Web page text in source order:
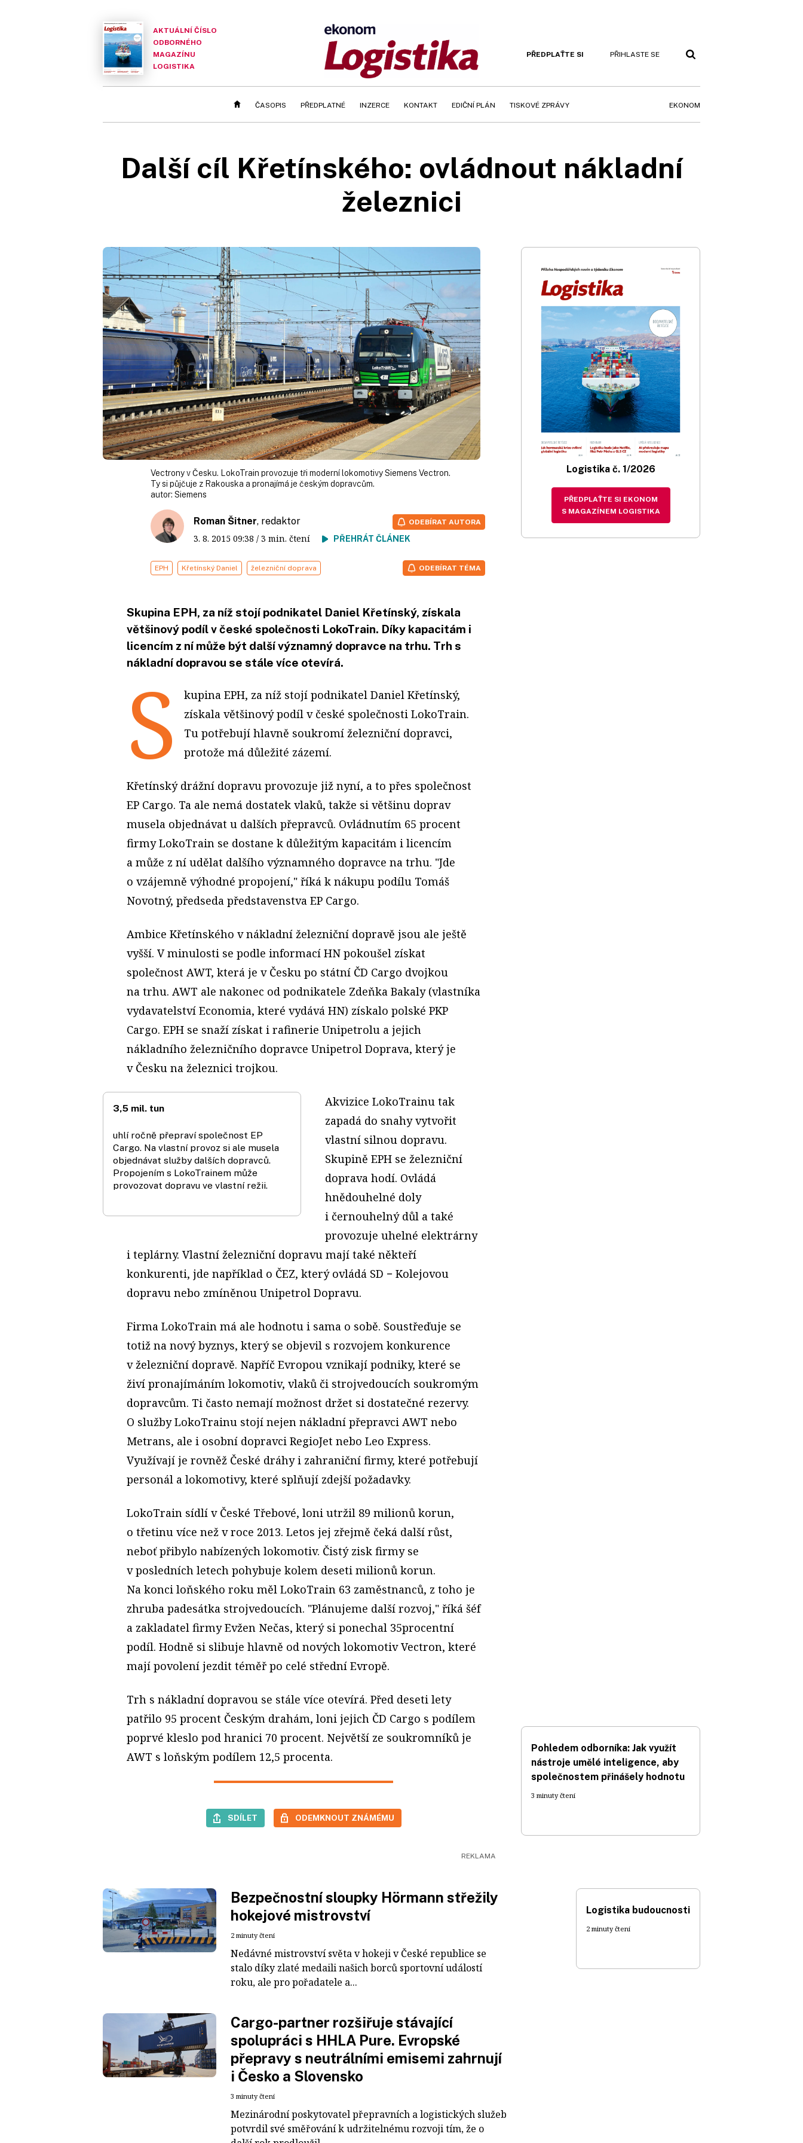
AKTUÁLNÍ ČÍSLO
ODBORNÉHO
MAGAZÍNU
LOGISTIKA
PŘEDPLAŤTE SI PŘIHLASTE SE
ČASOPIS PŘEDPLATNÉ INZERCE KONTAKT EDIČNÍ PLÁN TISKOVÉ ZPRÁVY EKONOM
Další cíl Křetínského: ovládnout nákladní
železnici
Vectrony v Česku. LokoTrain provozuje tři moderní lokomotivy Siemens Vectron.
Ty si půjčuje z Rakouska a pronajímá je českým dopravcům.
autor: Siemens
Roman Šitner, redaktor
3. 8. 2015 09:38 / 3 min. čtení PŘEHRÁT ČLÁNEK
ODEBÍRAT AUTORA
EPH Křetínský Daniel železniční doprava ODEBÍRAT TÉMA
Skupina EPH, za níž stojí podnikatel Daniel Křetínský, získala
většinový podíl v české společnosti LokoTrain. Díky kapacitám i
licencím z ní může být další významný dopravce na trhu. Trh s
nákladní dopravou se stále více otevírá.
S
kupina EPH, za níž stojí podnikatel Daniel Křetínský,
získala většinový podíl v české společnosti LokoTrain.
Tu potřebují hlavně soukromí železniční dopravci,
protože má důležité zázemí.
Křetínský drážní dopravu provozuje již nyní, a to přes společnost
EP Cargo. Ta ale nemá dostatek vlaků, takže si většinu doprav
musela objednávat u dalších přepravců. Ovládnutím 65 procent
firmy LokoTrain se dostane k důležitým kapacitám i licencím
a může z ní udělat dalšího významného dopravce na trhu. "Jde
o vzájemně výhodné propojení," říká k nákupu podílu Tomáš
Novotný, předseda představenstva EP Cargo.
Ambice Křetínského v nákladní železniční dopravě jsou ale ještě
vyšší. V minulosti se podle informací HN pokoušel získat
společnost AWT, která je v Česku po státní ČD Cargo dvojkou
na trhu. AWT ale nakonec od podnikatele Zdeňka Bakaly (vlastníka
vydavatelství Economia, které vydává HN) získalo polské PKP
Cargo. EPH se snaží získat i rafinerie Unipetrolu a jejich
nákladního železničního dopravce Unipetrol Doprava, který je
v Česku na železnici trojkou.
3,5 mil. tun
uhlí ročně přepraví společnost EP
Cargo. Na vlastní provoz si ale musela
objednávat služby dalších dopravců.
Propojením s LokoTrainem může
provozovat dopravu ve vlastní režii.
Akvizice LokoTrainu tak
zapadá do snahy vytvořit
vlastní silnou dopravu.
Skupině EPH se železniční
doprava hodí. Ovládá
hnědouhelné doly
i černouhelný důl a také
provozuje uhelné elektrárny
i teplárny. Vlastní železniční dopravu mají také někteří
konkurenti, jde například o ČEZ, který ovládá SD − Kolejovou
dopravu nebo zmíněnou Unipetrol Dopravu.
Firma LokoTrain má ale hodnotu i sama o sobě. Soustřeďuje se
totiž na nový byznys, který se objevil s rozvojem konkurence
v železniční dopravě. Napříč Evropou vznikají podniky, které se
živí pronajímáním lokomotiv, vlaků či strojvedoucích soukromým
dopravcům. Ti často nemají možnost držet si dostatečné rezervy.
O služby LokoTrainu stojí nejen nákladní přepravci AWT nebo
Metrans, ale i osobní dopravci RegioJet nebo Leo Express.
Využívají je rovněž České dráhy i zahraniční firmy, které potřebují
personál a lokomotivy, které splňují zdejší požadavky.
LokoTrain sídlí v České Třebové, loni utržil 89 milionů korun,
o třetinu více než v roce 2013. Letos jej zřejmě čeká další růst,
neboť přibylo nabízených lokomotiv. Čistý zisk firmy se
v posledních letech pohybuje kolem deseti milionů korun.
Na konci loňského roku měl LokoTrain 63 zaměstnanců, z toho je
zhruba padesátka strojvedoucích. "Plánujeme další rozvoj," říká šéf
a zakladatel firmy Evžen Nečas, který si ponechal 35procentní
podíl. Hodně si slibuje hlavně od nových lokomotiv Vectron, které
mají povolení jezdit téměř po celé střední Evropě.
Trh s nákladní dopravou se stále více otevírá. Před deseti lety
patřilo 95 procent Českým drahám, loni jejich ČD Cargo s podílem
poprvé kleslo pod hranici 70 procent. Největší ze soukromníků je
AWT s loňským podílem 12,5 procenta.
SDÍLET ODEMKNOUT ZNÁMÉMU
Logistika č. 1/2026
PŘEDPLAŤTE SI EKONOM
S MAGAZÍNEM LOGISTIKA
Pohledem odborníka: Jak využít
nástroje umělé inteligence, aby
společnostem přinášely hodnotu
3 minuty čtení
Bezpečnostní sloupky Hörmann střežily
hokejové mistrovství
2 minuty čtení
Nedávné mistrovství světa v hokeji v České republice se
stalo díky zlaté medaili našich borců sportovní událostí
roku, ale pro pořadatele a...
Cargo-partner rozšiřuje stávající
spolupráci s HHLA Pure. Evropské
přepravy s neutrálními emisemi zahrnují
i Česko a Slovensko
3 minuty čtení
Mezinárodní poskytovatel přepravních a logistických služeb
potvrdil své směřování k udržitelnému rozvoji tím, že o
Logistika budoucnosti
2 minuty čtení